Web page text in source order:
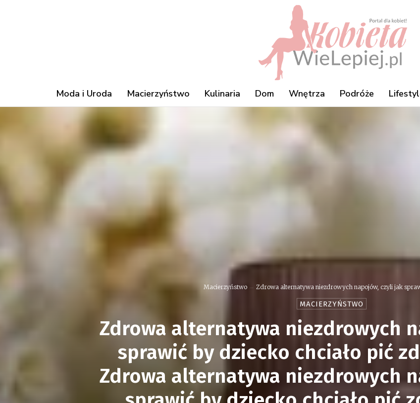
Moda i Uroda Macierzyństwo Kulinaria Dom Wnętrza Podróże
Macierzyństwo Zdrowa alternatywa niezdrowych napojów, czyli jak
MACIERZYŃSTWO
Zdrowa alternatywa niezdrowych
sprawić by dziecko chciało pić
Zdrowa alternatywa niezdrowych